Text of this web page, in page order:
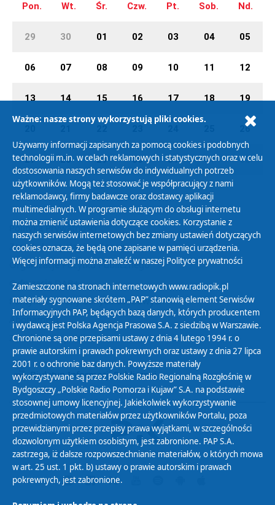
Pon. Wt. Śr. Czw. Pt. Sob. Nd.
29 30 01 02 03 04 05
06 07 08 09 10 11 12
13 14 15 16 17 18 19
26
27 28 29 30 31 01 02
Polityka Prywatności
Zasady korzystania z Serwisu
Organizacje Pożytku Publicznego
Cyfryzacja DAB+
Polityka ochrony danych osobowych
Abonament
Zamówienia publiczne
Biuletyn Informacji Publicznej
Ważne: nasze strony wykorzystują pliki cookies.
Używamy informacji zapisanych za pomocą cookies i podobnych
technologii m.in. w celach reklamowych i statystycznych oraz w celu
dostosowania naszych serwisów do indywidualnych potrzeb
użytkowników. Mogą też stosować je współpracujący z nami
reklamodawcy, firmy badawcze oraz dostawcy aplikacji
multimedialnych. W programie służącym do obsługi internetu
można zmienić ustawienia dotyczące cookies. Korzystanie z
naszych serwisów internetowych bez zmiany ustawień dotyczących
cookies oznacza, że będą one zapisane w pamięci urządzenia.
Więcej informacji można znaleźć w naszej Polityce prywatności
Zamieszczone na stronach internetowych www.radiopik.pl
materiały sygnowane skrótem „PAP” stanowią element Serwisów
Informacyjnych PAP, będących bazą danych, których producentem
i wydawcą jest Polska Agencja Prasowa S.A. z siedzibą w Warszawie.
Chronione są one przepisami ustawy z dnia 4 lutego 1994 r. o
prawie autorskim i prawach pokrewnych oraz ustawy z dnia 27 lipca
2001 r. o ochronie baz danych. Powyższe materiały
wykorzystywane są przez Polskie Radio Regionalną Rozgłośnię w
Bydgoszczy „Polskie Radio Pomorza i Kujaw” S.A. na podstawie
stosownej umowy licencyjnej. Jakiekolwiek wykorzystywanie
przedmiotowych materiałów przez użytkowników Portalu, poza
przewidzianymi przez przepisy prawa wyjątkami, w szczególności
dozwolonym użytkiem osobistym, jest zabronione. PAP S.A.
zastrzega, iż dalsze rozpowszechnianie materiałów, o których mowa
w art. 25 ust. 1 pkt. b) ustawy o prawie autorskim i prawach
pokrewnych, jest zabronione.